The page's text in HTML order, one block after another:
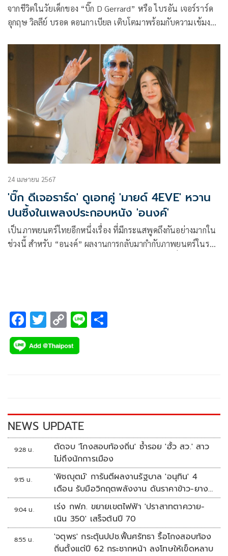
จากชีวิตในวัยเด็กของ “บิ๊ก D Gerrard” หรือ ไบรอัน เจอร์ราร์ด
อุกฤษ วิลลีย์ บรอด ดอนกาเบียล เติบโตมาพร้อมกับความเข้มงวด
24 เมษายน 2567
'บิ๊ก ดีเจอราร์ด' ดูเอทคู่ 'มายด์ 4EVE' หวาน
ปนซึ้งในเพลงประกอบหนัง 'อนงค์'
เป็นภาพยนตร์ไทยอีกหนึ่งเรื่อง ที่มีกระแสพูดถึงกันอย่างมากใน
ช่วงนี้ สำหรับ “อนงค์” ผลงานการกลับมากำกับภาพยนตร์ในรอบ
F
ac
e
k
T
wi
tt
C
o
p
k
Li
NEWS UPDATE
9:28 น.
ตัดจบ 'โกงสอบท้องถิ่น' ซ้ำรอย 'ฮั้ว สว.' สาว
ไม่ถึงนักการเมือง
9:15 น.
'พิชญุตม์' การันตีผลงานรัฐบาล 'อนุทิน' 4
เดือน รับมือวิกฤตพลังงาน ดันราคาข้าว-ยาง-
ปาล์ม พุ่งต่อเนื่อง พร้อมอัดมาตรการช่วยลด
ต้นทุน-ขยายตลาดโลก
9:04 น.
เร่ง กฟภ. ขยายเขตไฟฟ้า 'ปราสาทตาควาย-
เนิน 350' เสร็จต้นปี 70
8:55 น.
'จตุพร' กระตุ้นปปช.ฟื้นศรัทธา รื้อโกงสอบท้อง
ถิ่นตั้งแต่ปี 62 กระชากหน้า ลงโทษให้เข็ดหลาบ